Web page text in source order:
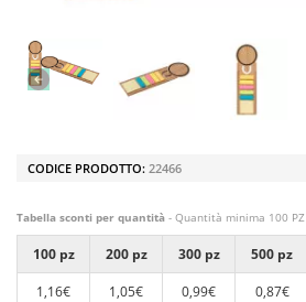
CODICE PRODOTTO: 22466
Tabella sconti per quantità - Quantità minima 100 PZ
100 pz 200 pz 300 pz 500 pz
1,16€
1,05€ 0,99€ 0,87€